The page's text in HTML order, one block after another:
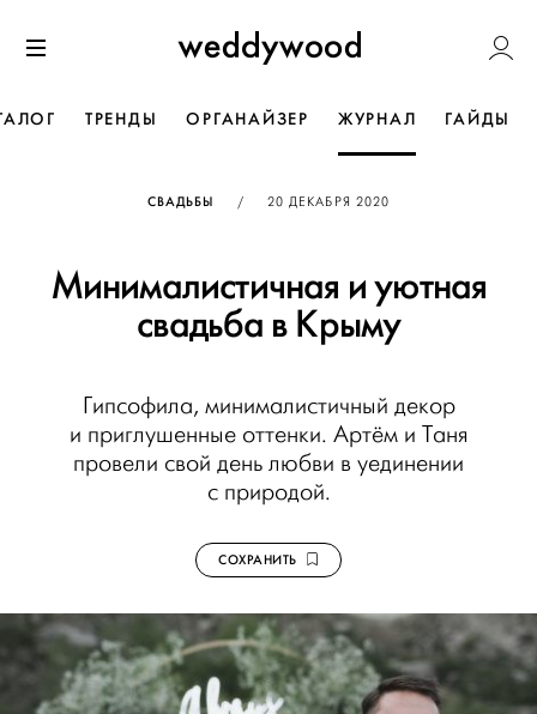
к содержанию
Weddywood
ТРЕНДЫ ОРГАНАЙЗЕР ЖУРНАЛ ГАЙДЫ
СВАДЬБЫ / ОПУБЛИКОВАНО
20 ДЕКАБРЯ 2020
Минималистичная и уютная
свадьба в Крыму
Гипсофила, минималистичный декор
и приглушенные оттенки. Артём и Таня
провели свой день любви в уединении
с природой.
СОХРАНИТЬ